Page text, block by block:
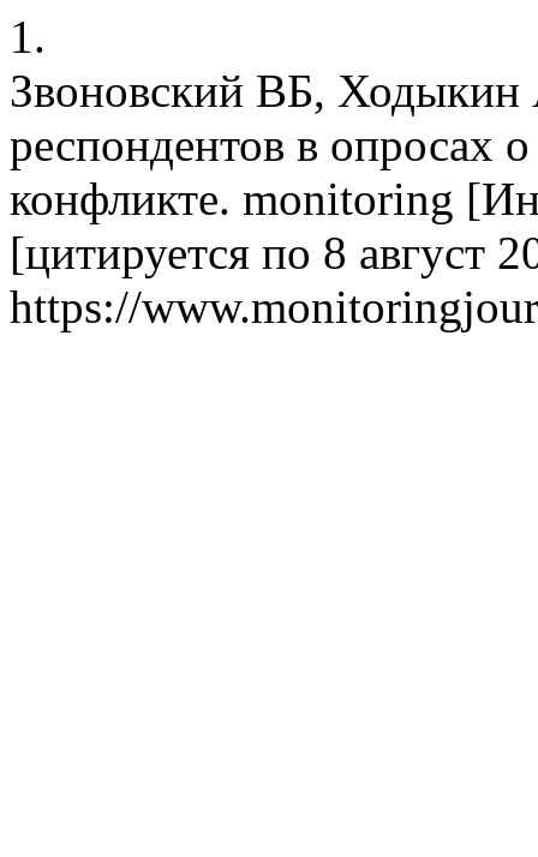
1.
Звоновский ВБ,
респондентов в опросах
конфликте. monitoring
[цитируется по 8 август
https://